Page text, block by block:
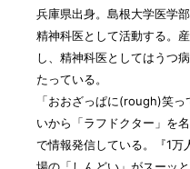
兵庫県出身。島根大学医学
精神科医として活動する。
し、精神科医としてはうつ
たっている。
「おおざっぱに(rough)笑
いから「ラフドクター」を
で情報発信している。『1万